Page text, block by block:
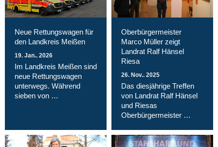
Neue Rettungswagen für
den Landkreis Meißen
19. Jan.. 2026
Im Landkreis Meißen sind
neue Rettungswagen
unterwegs. Während
sieben von …
Oberbürgermeister
Marco Müller zeigt
Landrat Ralf Hänsel
Riesa
26. Nov.. 2025
Das diesjährige Treffen
von Landrat Ralf Hänsel
und Riesas
Oberbürgermeister …